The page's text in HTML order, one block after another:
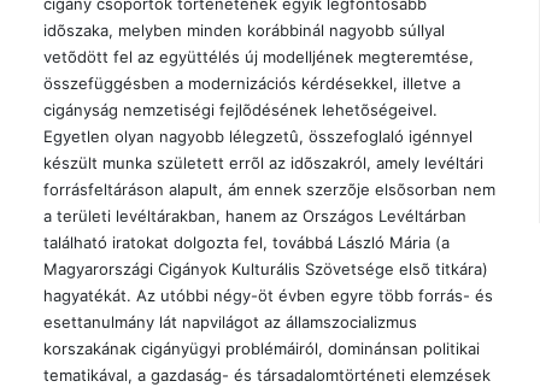
idõszaka, melyben minden korábbinál nagyobb súllyal
vetõdött fel az együttélés új modelljének megteremtése,
összefüggésben a modernizációs kérdésekkel, illetve a
cigányság nemzetiségi fejlõdésének lehetõségeivel.
Egyetlen olyan nagyobb lélegzetû, összefoglaló igénnyel
készült munka született errõl az idõszakról, amely levéltári
forrásfeltáráson alapult, ám ennek szerzõje elsõsorban nem
a területi levéltárakban, hanem az Országos Levéltárban
található iratokat dolgozta fel, továbbá László Mária (a
Magyarországi Cigányok Kulturális Szövetsége elsõ titkára)
hagyatékát. Az utóbbi négy-öt évben egyre több forrás- és
esettanulmány lát napvilágot az államszocializmus
korszakának cigányügyi problémáiról, dominánsan politikai
tematikával, a gazdaság- és társadalomtörténeti elemzések